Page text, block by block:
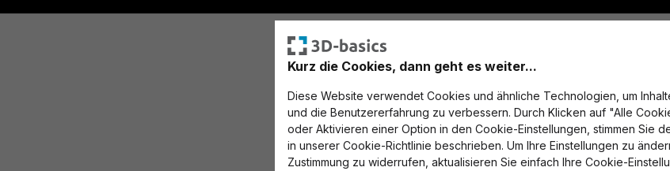
Kurz die Cookies, dann geht es weiter...
Diese Website verwendet Cookies und ähnliche Technologien, um
und die Benutzererfahrung zu verbessern. Durch Klicken auf "Alle
oder Aktivieren einer Option in den Cookie-Einstellungen, stimmen Sie
in unserer Cookie-Richtlinie beschrieben. Um Ihre Einstellungen zu
Zustimmung zu widerrufen, aktualisieren Sie einfach Ihre Cookie-